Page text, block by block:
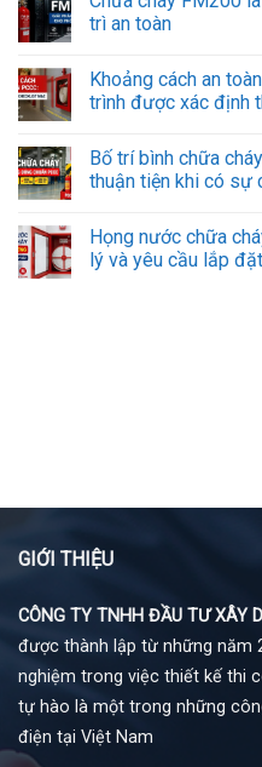
trì an toàn
Khoảng cách an
trình được xác định
Bố trí bình chữa
thuận tiện khi có sự
Họng nước chữa
lý và yêu cầu lắp
GIỚI THIỆU
CÔNG TY TNHH ĐẦU TƯ XÂY
được thành lập từ những năm
nghiệm trong việc thiết kế thi
tự hào là một trong những
điện tại Việt Nam